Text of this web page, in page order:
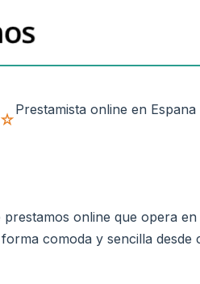
Prestamista online en Espana
online que opera
comoda y sencilla desde